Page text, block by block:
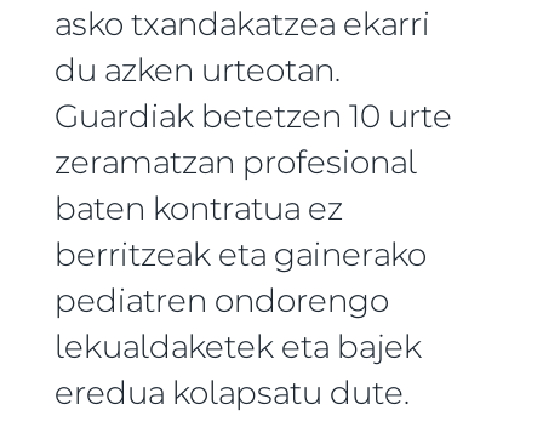
asko txandakatzea ekarri
du azken urteotan.
Guardiak betetzen 10 urte
zeramatzan profesional
baten kontratua ez
berritzeak eta gainerako
pediatren ondorengo
lekualdaketek eta bajek
eredua kolapsatu dute.